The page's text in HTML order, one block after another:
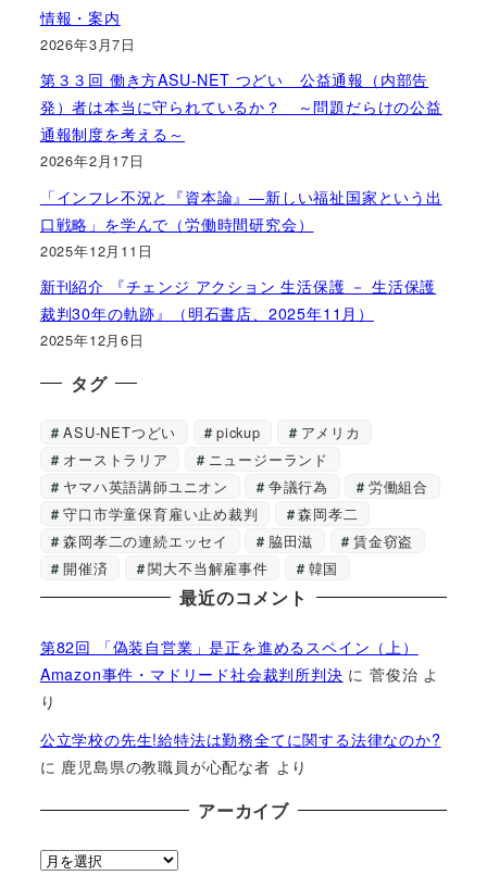
情報・案内
2026年3月7日
第３３回 働き方ASU-NET つどい 公益通報（内部告
発）者は本当に守られているか？ ～問題だらけの公益
通報制度を考える～
2026年2月17日
「インフレ不況と『資本論』―新しい福祉国家という出
口戦略」を学んで（労働時間研究会）
2025年12月11日
新刊紹介 『チェンジ アクション 生活保護 － 生活保護
裁判30年の軌跡』（明石書店、2025年11月）
2025年12月6日
タグ
ASU-NETつどい pickup
アメリカ
オーストラリア
ニュージーランド
ヤマハ英語講師ユニオン
争議行為
労働組合
守口市学童保育雇い止め裁判
森岡孝二
森岡孝二の連続エッセイ
脇田滋
賃金窃盗
開催済
関大不当解雇事件 韓国
最近のコメント
第82回 「偽装自営業」是正を進めるスペイン（上）
Amazon事件・マドリード社会裁判所判決 に菅俊治 よ
り
公立学校の先生!給特法は勤務全てに関する法律なのか?
に 鹿児島県の教職員が心配な者 より
アーカイブ
ア